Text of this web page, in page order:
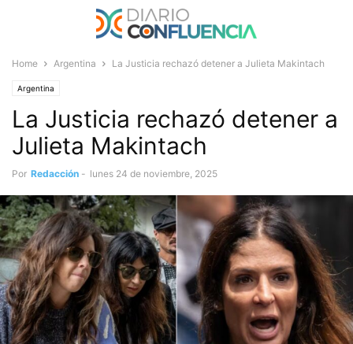
Home Argentina La Justicia rechazó detener a Julieta Makintach
Argentina
La Justicia rechazó detener a
Julieta Makintach
Por Redacción - lunes 24 de noviembre, 2025